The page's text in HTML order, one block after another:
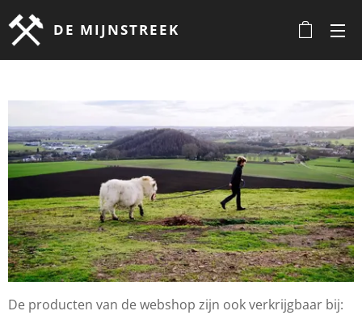
DE MIJNSTREEK
De producten van de webshop zijn ook verkrijgbaar bij: